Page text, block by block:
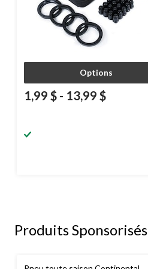
Options
1,99 $ - 13,99 $
Produits Sponsorisés